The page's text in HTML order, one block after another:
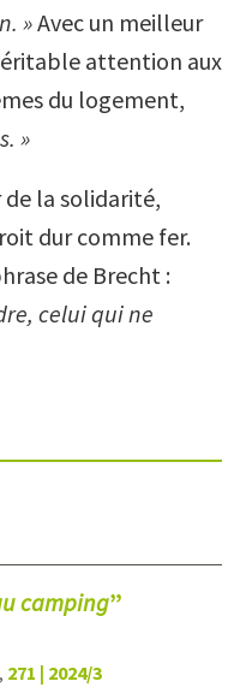
»Avec un meilleur
attention aux
du logement,
»
la solidarité,
dur comme fer.
de Brecht :
celui qui ne
camping”
, 271 | 2024/3